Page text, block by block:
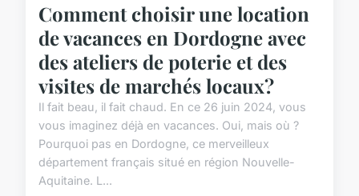
Comment choisir une location
de vacances en Dordogne avec
des ateliers de poterie et des
visites de marchés locaux?
Il fait beau, il fait chaud. En ce 26 juin 2024, vous
vous imaginez déjà en vacances. Oui, mais où ?
Pourquoi pas en Dordogne, ce merveilleux
département français situé en région Nouvelle-
Aquitaine. L...